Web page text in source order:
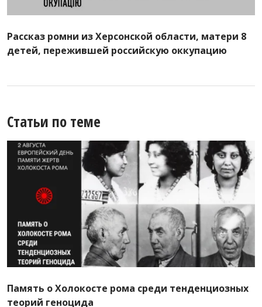
Рассказ ромни из Херсонской области, матери 8
детей, пережившей российскую оккупацию
Статьи по теме
Память о Холокосте рома среди тенденциозных
теорий геноцида